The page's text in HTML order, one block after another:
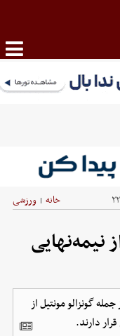
خانه | ورزشی
ستاره از نیمه‌نهایی
از تیم‌های مختلف جام جهانی ۲۰۲۶، از جمله گونزالو مونتیل از
دارند.